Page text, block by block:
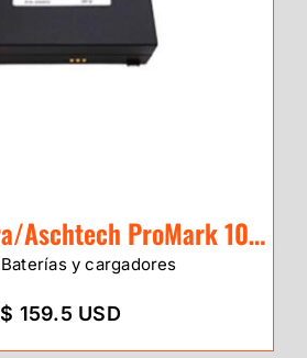
Batería Spectra/Aschtech ProMark 100/20
Baterías y cargadores
$ 159.5 USD